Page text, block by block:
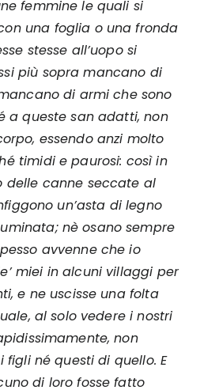
femmine le quali si
una foglia o una fronda
stesse all’uopo si
più sopra mancano di
di armi che sono
a queste san adatti, non
essendo anzi molto
timidi e paurosi: così in
delle canne seccate al
un’asta di legno
nè osano sempre
avvenne che io
miei in alcuni villaggi per
e ne uscisse una folta
al solo vedere i nostri
non
né questi di quello. E
di loro fosse fatto